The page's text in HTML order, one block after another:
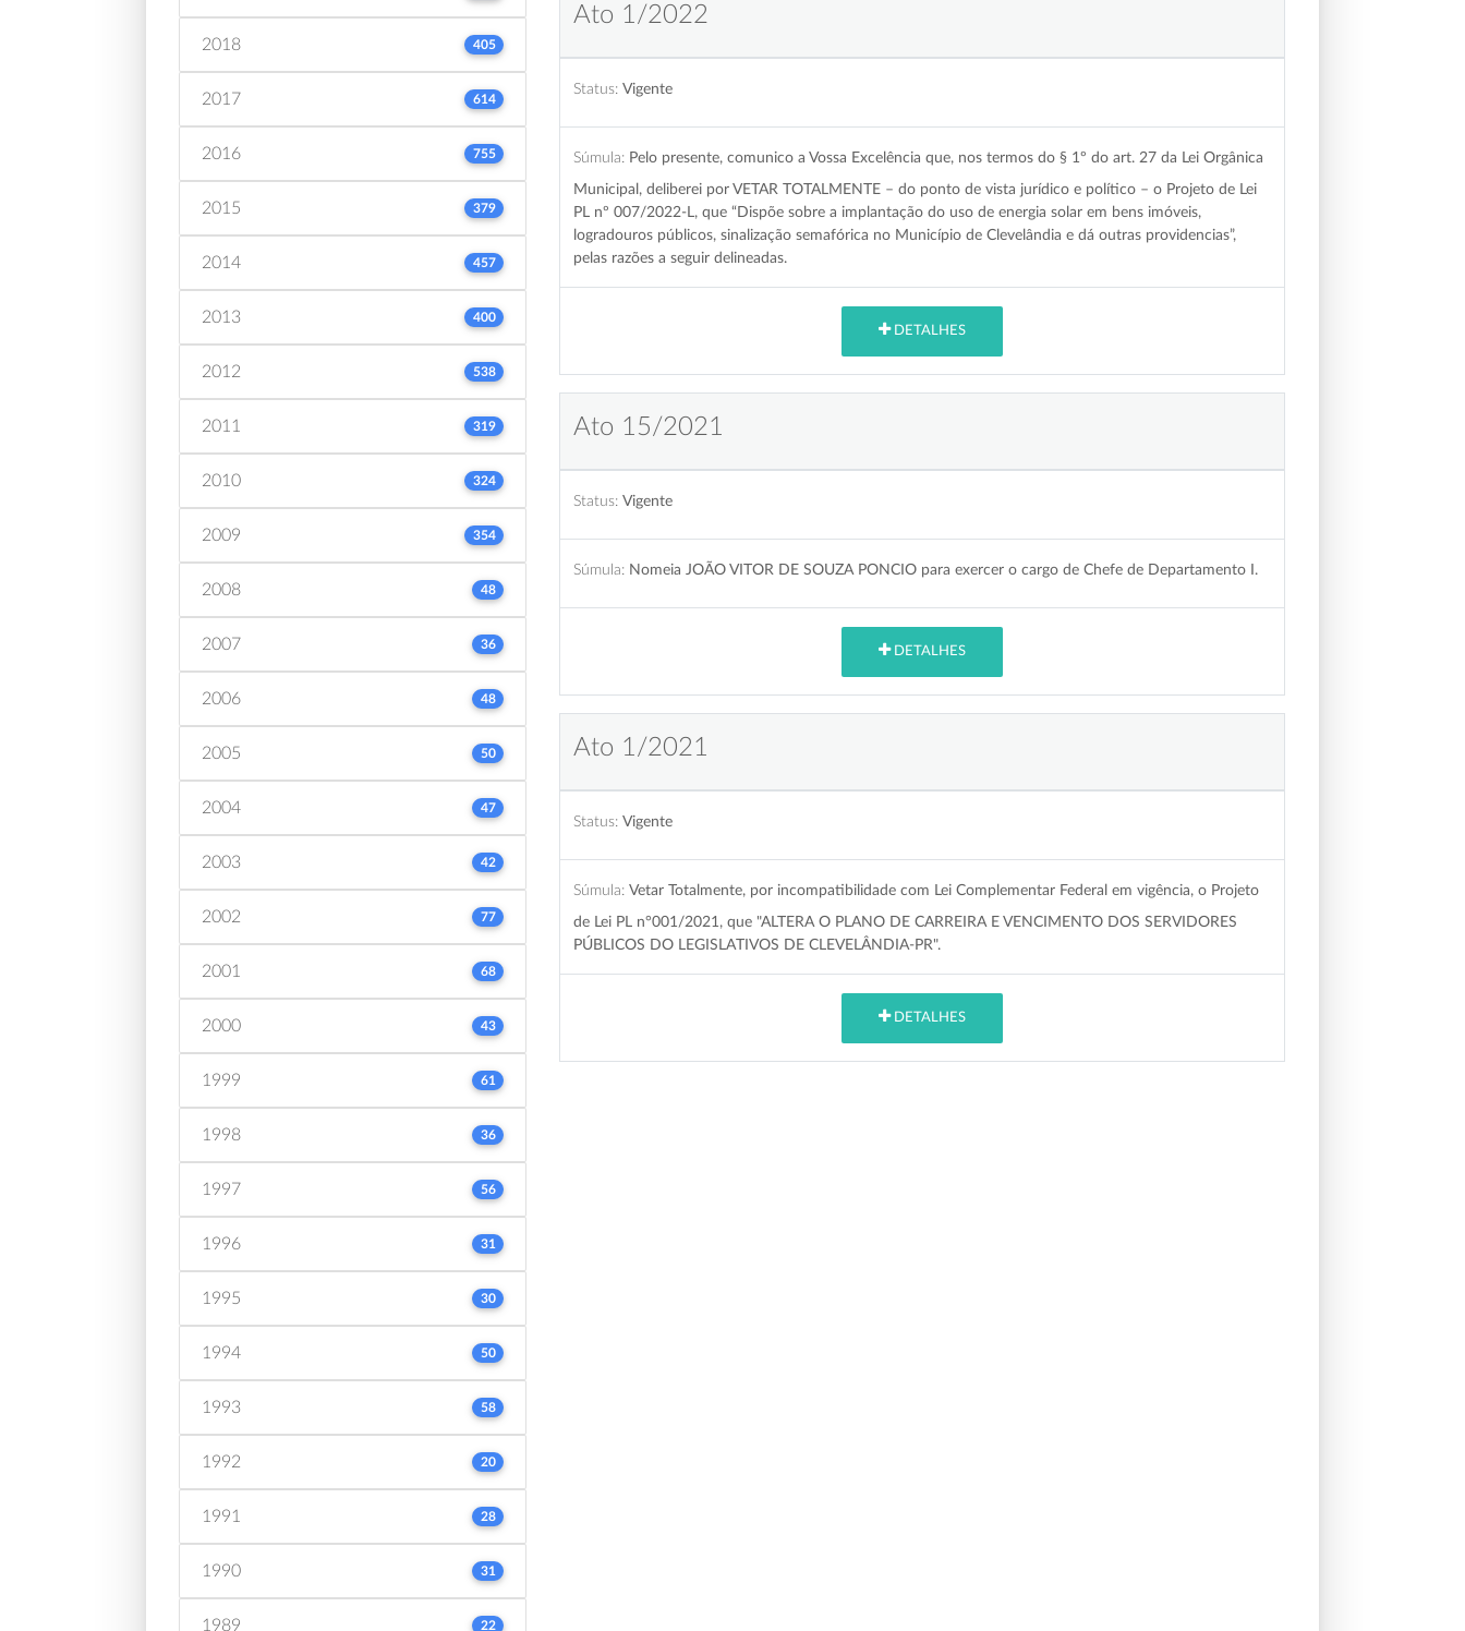
2018 405
2017 614
2016 755
2015 379
2014 457
2013 400
2012 538
2011 319
2010 324
2009 354
2008 48
2007 36
2006 48
2005 50
2004 47
2003 42
2002 77
2001 68
2000 43
1999 61
1998 36
1997 56
1996 31
1995 30
1994 50
1993 58
1992 20
1991 28
1990 31
1989 22
Ato 1/2022
Status: Vigente
Súmula: Pelo presente, comunico a Vossa Excelência que, nos termos do § 1º do art. 27 da Lei Orgânica
Municipal, deliberei por VETAR TOTALMENTE – do ponto de vista jurídico e político – o Projeto de Lei
PL nº 007/2022-L, que “Dispõe sobre a implantação do uso de energia solar em bens imóveis,
logradouros públicos, sinalização semafórica no Município de Clevelândia e dá outras providencias”,
pelas razões a seguir delineadas.
DETALHES
Ato 15/2021
Status: Vigente
Súmula: Nomeia JOÃO VITOR DE SOUZA PONCIO para exercer o cargo de Chefe de Departamento I.
DETALHES
Ato 1/2021
Status: Vigente
Súmula: Vetar Totalmente, por incompatibilidade com Lei Complementar Federal em vigência, o Projeto
de Lei PL n°001/2021, que "ALTERA O PLANO DE CARREIRA E VENCIMENTO DOS SERVIDORES
PÚBLICOS DO LEGISLATIVOS DE CLEVELÂNDIA-PR".
DETALHES